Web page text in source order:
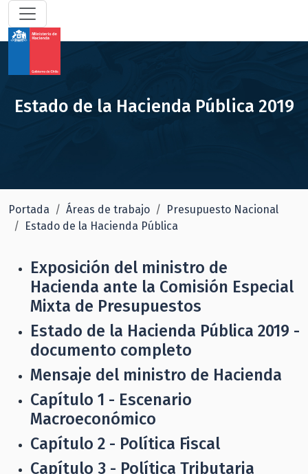
Estado de la Hacienda Pública 2019
Portada Áreas de trabajo
Presupuesto Nacional
Estado de la Hacienda Pública
Exposición del ministro de
Hacienda ante la Comisión Especial
Mixta de Presupuestos
Estado de la Hacienda Pública 2019 -
documento completo
Mensaje del ministro de Hacienda
Capítulo 1 - Escenario
Macroeconómico
Capítulo 2 - Política Fiscal
Capítulo 3 - Política Tributaria